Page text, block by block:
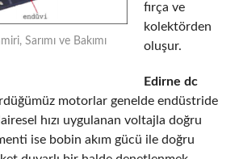
Sarımı ve Bakımı
fırça ve
kolektörden
oluşur.
Edirne dc
motorlar genelde endüstride
hızı uygulanan voltajla doğru
ise bobin akım gücü ile doğru